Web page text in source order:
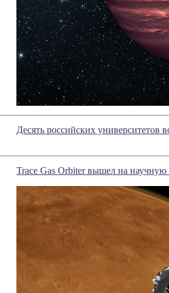
Десять российских университетов
Trace Gas Orbiter вышел на научную